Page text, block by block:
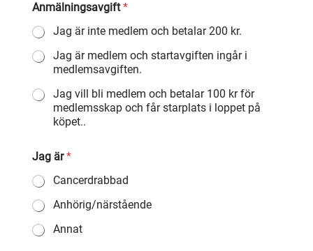
Anmälningsavgift*
Jag är inte medlem och betalar 200 kr.
Jag är medlem och startavgiften ingår i
medlemsavgiften.
Jag vill bli medlem och betalar 100 kr för
medlemsskap och får starplats i loppet på
köpet..
Jag är*
Cancerdrabbad
Anhörig/närstående
Annat